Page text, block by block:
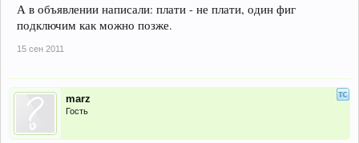
А в объявлении написали: плати - не плати, один фиг
подключим как можно позже.
15 сен 2011
marz
Гость